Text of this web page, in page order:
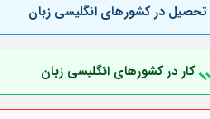
تحصیل در کشورهای انگلیسی زبان
کار در کشورهای انگلیسی زبان